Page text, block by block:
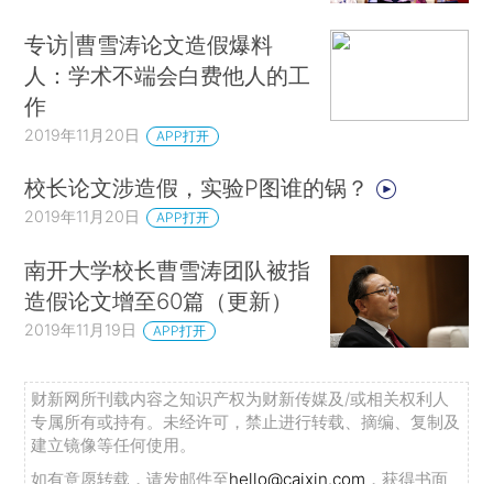
专访|曹雪涛论文造假爆料
人：学术不端会白费他人的工
作
2019年11月20日 APP打开
校长论文涉造假，实验P图谁的锅？
2019年11月20日 APP打开
南开大学校长曹雪涛团队被指
造假论文增至60篇（更新）
2019年11月19日 APP打开
财新网所刊载内容之知识产权为财新传媒及/或相关权利人
专属所有或持有。未经许可，禁止进行转载、摘编、复制及
建立镜像等任何使用。
如有意愿转载，请发邮件至hello@caixin.com ，获得书面